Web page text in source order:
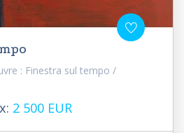
: Finestra sul tempo /
2 500 EUR